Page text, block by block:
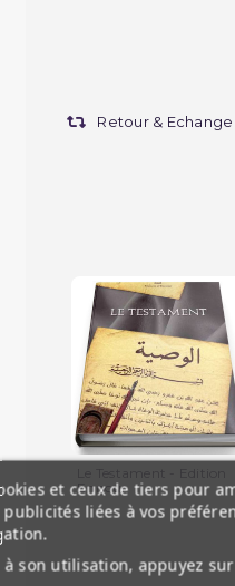
Retour & Echange
Ennour
et ceux de tiers pour
liées à vos
son utilisation, appuyez